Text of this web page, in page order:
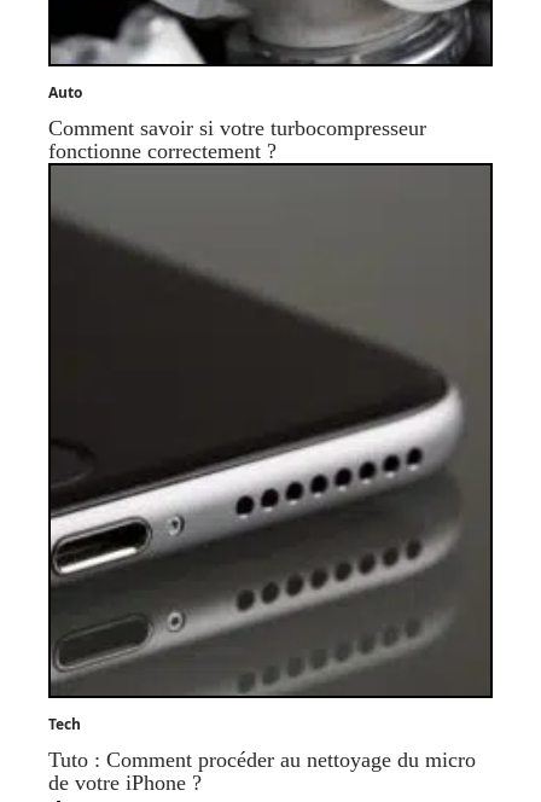
Auto
Comment savoir si votre turbocompresseur
fonctionne correctement ?
Tech
Tuto : Comment procéder au nettoyage du micro
de votre iPhone ?